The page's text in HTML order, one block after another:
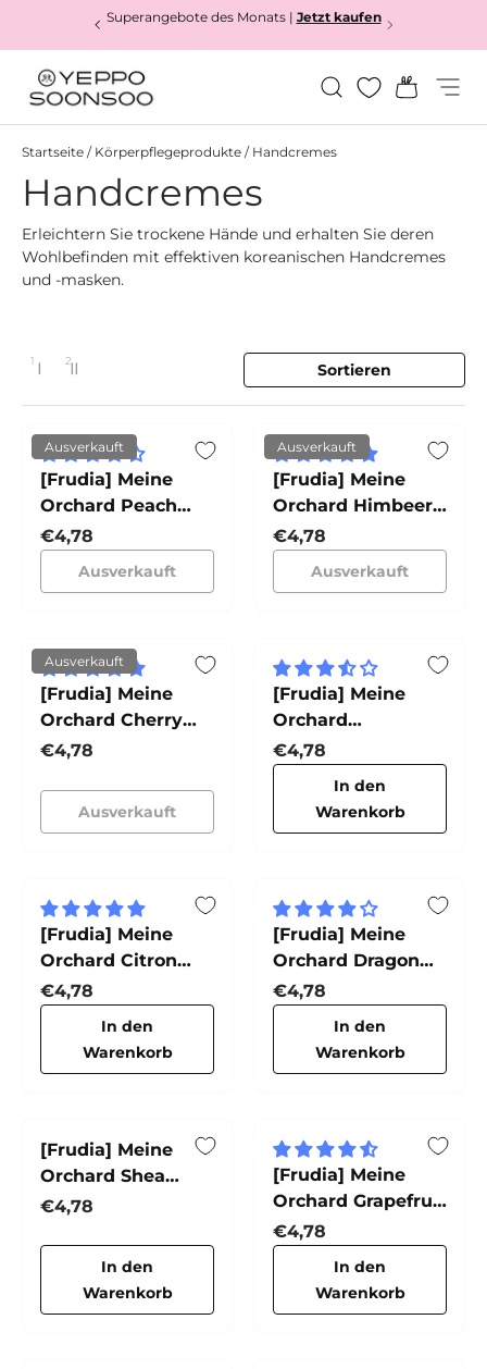
Superangebote des Monats | Jetzt kaufen
Yeppo&Soonsoo
Suchen
Startseite / Körperpflegeprodukte / Handcremes
Handcremes
Erleichtern Sie trockene Hände und erhalten Sie deren
Wohlbefinden mit effektiven koreanischen Handcremes
und -masken.
Layout ändern
1 Spalte
1
2 Spalten
2 Sortieren
Ausverkauft
[Frudia] Meine
Orchard Peach
Handcreme
Normaler Preis
€4,78
Ausverkauft
Ausverkauft
[Frudia] Meine
Orchard Himbeer-
Handcreme
Normaler Preis
€4,78
Ausverkauft
Ausverkauft
[Frudia] Meine
Orchard Cherry
Handcreme
Normaler Preis
€4,78
Ausverkauft
[Frudia] Meine
Orchard
Kokosnuss
Handcreme
Normaler Preis
€4,78
In den
Warenkorb
[Frudia] Meine
Orchard Citron
Handcreme
Normaler Preis
€4,78
In den
Warenkorb
[Frudia] Meine
Orchard Dragon
Fruit Handcreme
Normaler Preis
€4,78
In den
Warenkorb
[Frudia] Meine
Orchard Shea
Butter Handcreme
Normaler Preis
€4,78
In den
Warenkorb
[Frudia] Meine
Orchard Grapefruit
Handcreme
Normaler Preis
€4,78
In den
Warenkorb